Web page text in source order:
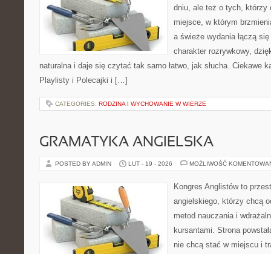
dniu, ale też o tych, którzy
miejsce, w którym
a świeże wydania łączą
charakter rozrywkowy,
naturalna i daje się czytać tak samo łatwo, jak słucha. Ciekawe
Playlisty i Polecajki i […]
CATEGORIES: RODZINA I WYCHOWANIE W WIERZE
GRAMATYKA ANGIELSKA
POSTED BY ADMIN LUT - 19 - 2026 MOŻLIWOŚĆ
Kongres Anglistów to
angielskiego, którzy chcą
metod nauczania i
kursantami. Strona
nie chcą stać w miejscu i